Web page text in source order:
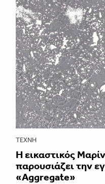
ΤΈΧΝΗ
Η εικαστικός
παρουσιάζει την
«Aggregate»